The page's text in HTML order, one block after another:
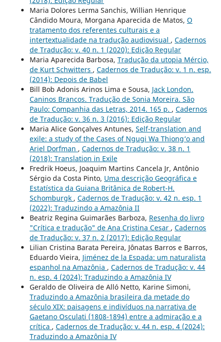
Maria Dolores Lerma Sanchis, Willian Henrique
Cândido Moura, Morgana Aparecida de Matos, O
tratamento dos referentes culturais e a
intertextualidade na tradução audiovisual , Cadernos
de Tradução: v. 40 n. 1 (2020): Edição Regular
Maria Aparecida Barbosa, Tradução da utopia Mércio,
de Kurt Schwitters , Cadernos de Tradução: v. 1 n. esp.
(2014): Depois de Babel
Bill Bob Adonis Arinos Lima e Sousa, Jack London.
Caninos Brancos. Tradução de Sonia Moreira. São
Paulo: Companhia das Letras, 2014. 165 p. , Cadernos
de Tradução: v. 36 n. 3 (2016): Edição Regular
Maria Alice Gonçalves Antunes, Self-translation and
exile: a study of the Cases of Ngugi Wa Thiong‘o and
Ariel Dorfman , Cadernos de Tradução: v. 38 n. 1
(2018): Translation in Exile
Fredrik Hoeus, Joaquim Martins Cancela Jr, Antônio
Sérgio da Costa Pinto, Uma descrição Geográfica e
Estatística da Guiana Britânica de Robert-H.
Schomburgk , Cadernos de Tradução: v. 42 n. esp. 1
(2022): Traduzindo a Amazônia II
Beatriz Regina Guimarães Barboza, Resenha do livro
"Crítica e tradução" de Ana Cristina Cesar , Cadernos
de Tradução: v. 37 n. 2 (2017): Edição Regular
Lilian Cristina Barata Pereira, Jônatas Barros e Barros,
Eduardo Vieira, Jiménez de la Espada: um naturalista
espanhol na Amazônia , Cadernos de Tradução: v. 44
n. esp. 4 (2024): Traduzindo a Amazônia IV
Geraldo de Oliveira de Alló Netto, Karine Simoni,
Traduzindo a Amazônia brasileira da metade do
século XIX: paisagens e indivíduos na narrativa de
Gaetano Osculati (1808-1894) entre a admiração e a
crítica , Cadernos de Tradução: v. 44 n. esp. 4 (2024):
Traduzindo a Amazônia IV